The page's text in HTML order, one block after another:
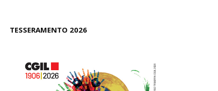
TESSERAMENTO 2026